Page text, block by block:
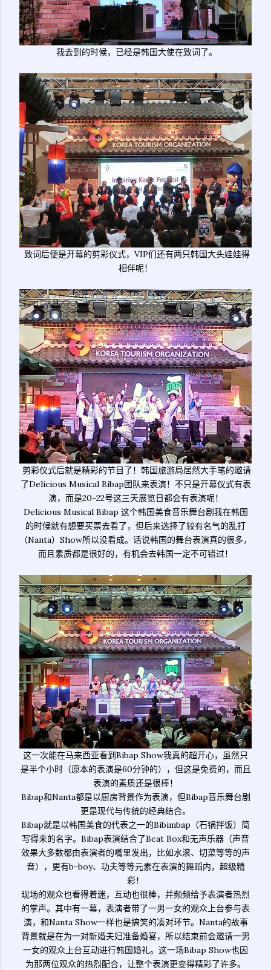
我去到的时候，已经是韩国大使在致词了。
致词后便是开幕的剪彩仪式，VIP们还有两只韩国大头娃娃得
相伴呢！
剪彩仪式后就是精彩的节目了！韩国旅游局居然大手笔的邀请
了Delicious Musical Bibap团队来表演！不只是开幕仪式有表
演，而是20-22号这三天展览日都会有表演呢！
Delicious Musical Bibap 这个韩国美食音乐舞台剧我在韩国
的时候就有想要买票去看了，但后来选择了较有名气的乱打
（Nanta）Show所以没看成。话说韩国的舞台表演真的很多，
而且素质都是很好的，有机会去韩国一定不可错过！
这一次能在马来西亚看到Bibap Show我真的超开心，虽然只
是半个小时（原本的表演是60分钟的），但这是免费的，而且
表演的素质还是很棒！
Bibap和Nanta都是以厨房背景作为表演，但Bibap音乐舞台剧
更是现代与传统的经典结合。
Bibap就是以韩国美食的代表之一的Bibimbap（石锅拌饭）简
写得来的名字。Bibap表演结合了Beat Box和无声乐器（声音
效果大多数都由表演者的嘴里发出，比如水滚、切菜等等的声
音），更有b-boy、功夫等等元素在表演的舞蹈内，超级精
彩！
现场的观众也看得着迷，互动也很棒，并频频给予表演者热烈
的掌声。其中有一幕，表演者带了一男一女的观众上台参与表
演，和Nanta Show一样也是搞笑的凑对环节。Nanta的故事
背景就是在为一对新婚夫妇准备婚宴，所以结束前会邀请一男
一女的观众上台互动进行韩国婚礼。这一场Bibap Show也因
为那两位观众的热烈配合，让整个表演更变得精彩了许多。